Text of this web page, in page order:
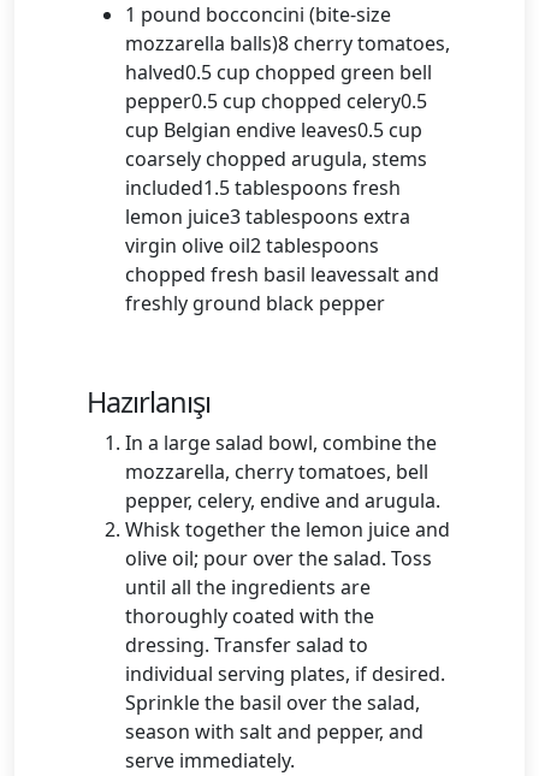
1 pound bocconcini (bite-size
mozzarella balls)8 cherry tomatoes,
halved0.5 cup chopped green bell
pepper0.5 cup chopped celery0.5
cup Belgian endive leaves0.5 cup
coarsely chopped arugula, stems
included1.5 tablespoons fresh
lemon juice3 tablespoons extra
virgin olive oil2 tablespoons
chopped fresh basil leavessalt and
freshly ground black pepper
Hazırlanışı
In a large salad bowl, combine the
mozzarella, cherry tomatoes, bell
pepper, celery, endive and arugula.
Whisk together the lemon juice and
olive oil; pour over the salad. Toss
until all the ingredients are
thoroughly coated with the
dressing. Transfer salad to
individual serving plates, if desired.
Sprinkle the basil over the salad,
season with salt and pepper, and
serve immediately.